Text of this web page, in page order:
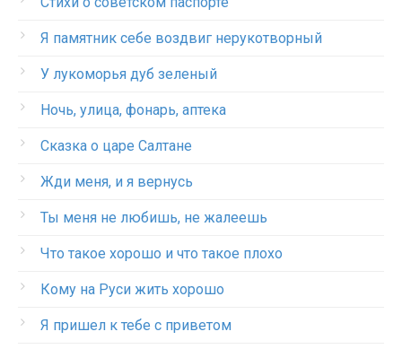
Я памятник себе воздвиг нерукотворный
У лукоморья дуб зеленый
Ночь, улица, фонарь, аптека
Сказка о царе Салтане
Жди меня, и я вернусь
Ты меня не любишь, не жалеешь
Что такое хорошо и что такое плохо
Кому на Руси жить хорошо
Я пришел к тебе с приветом